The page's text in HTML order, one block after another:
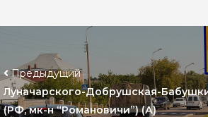
Предыдущий
Луначарского-Добрушская-
(РФ, мк-н “Романовичи”) (А)